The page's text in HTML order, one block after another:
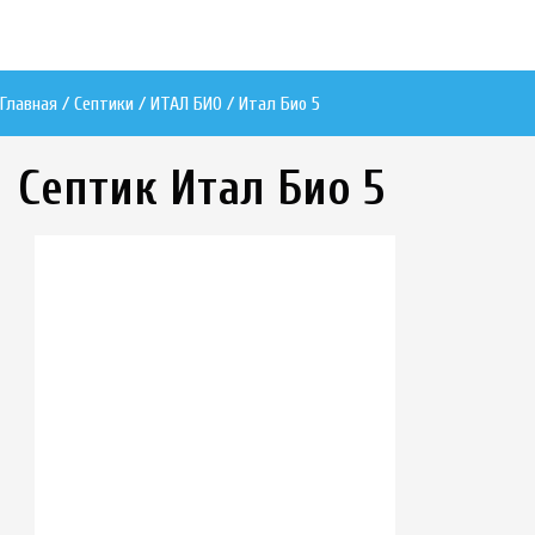
Главная / Септики / ИТАЛ БИО / Итал Био 5
Септик Итал Био 5